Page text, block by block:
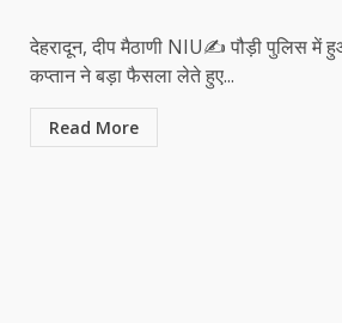
देहरादून, दीप मैठाणी NIU✍️ पौड़ी पुलिस में
कप्तान ने बड़ा फैसला लेते हुए...
Read More